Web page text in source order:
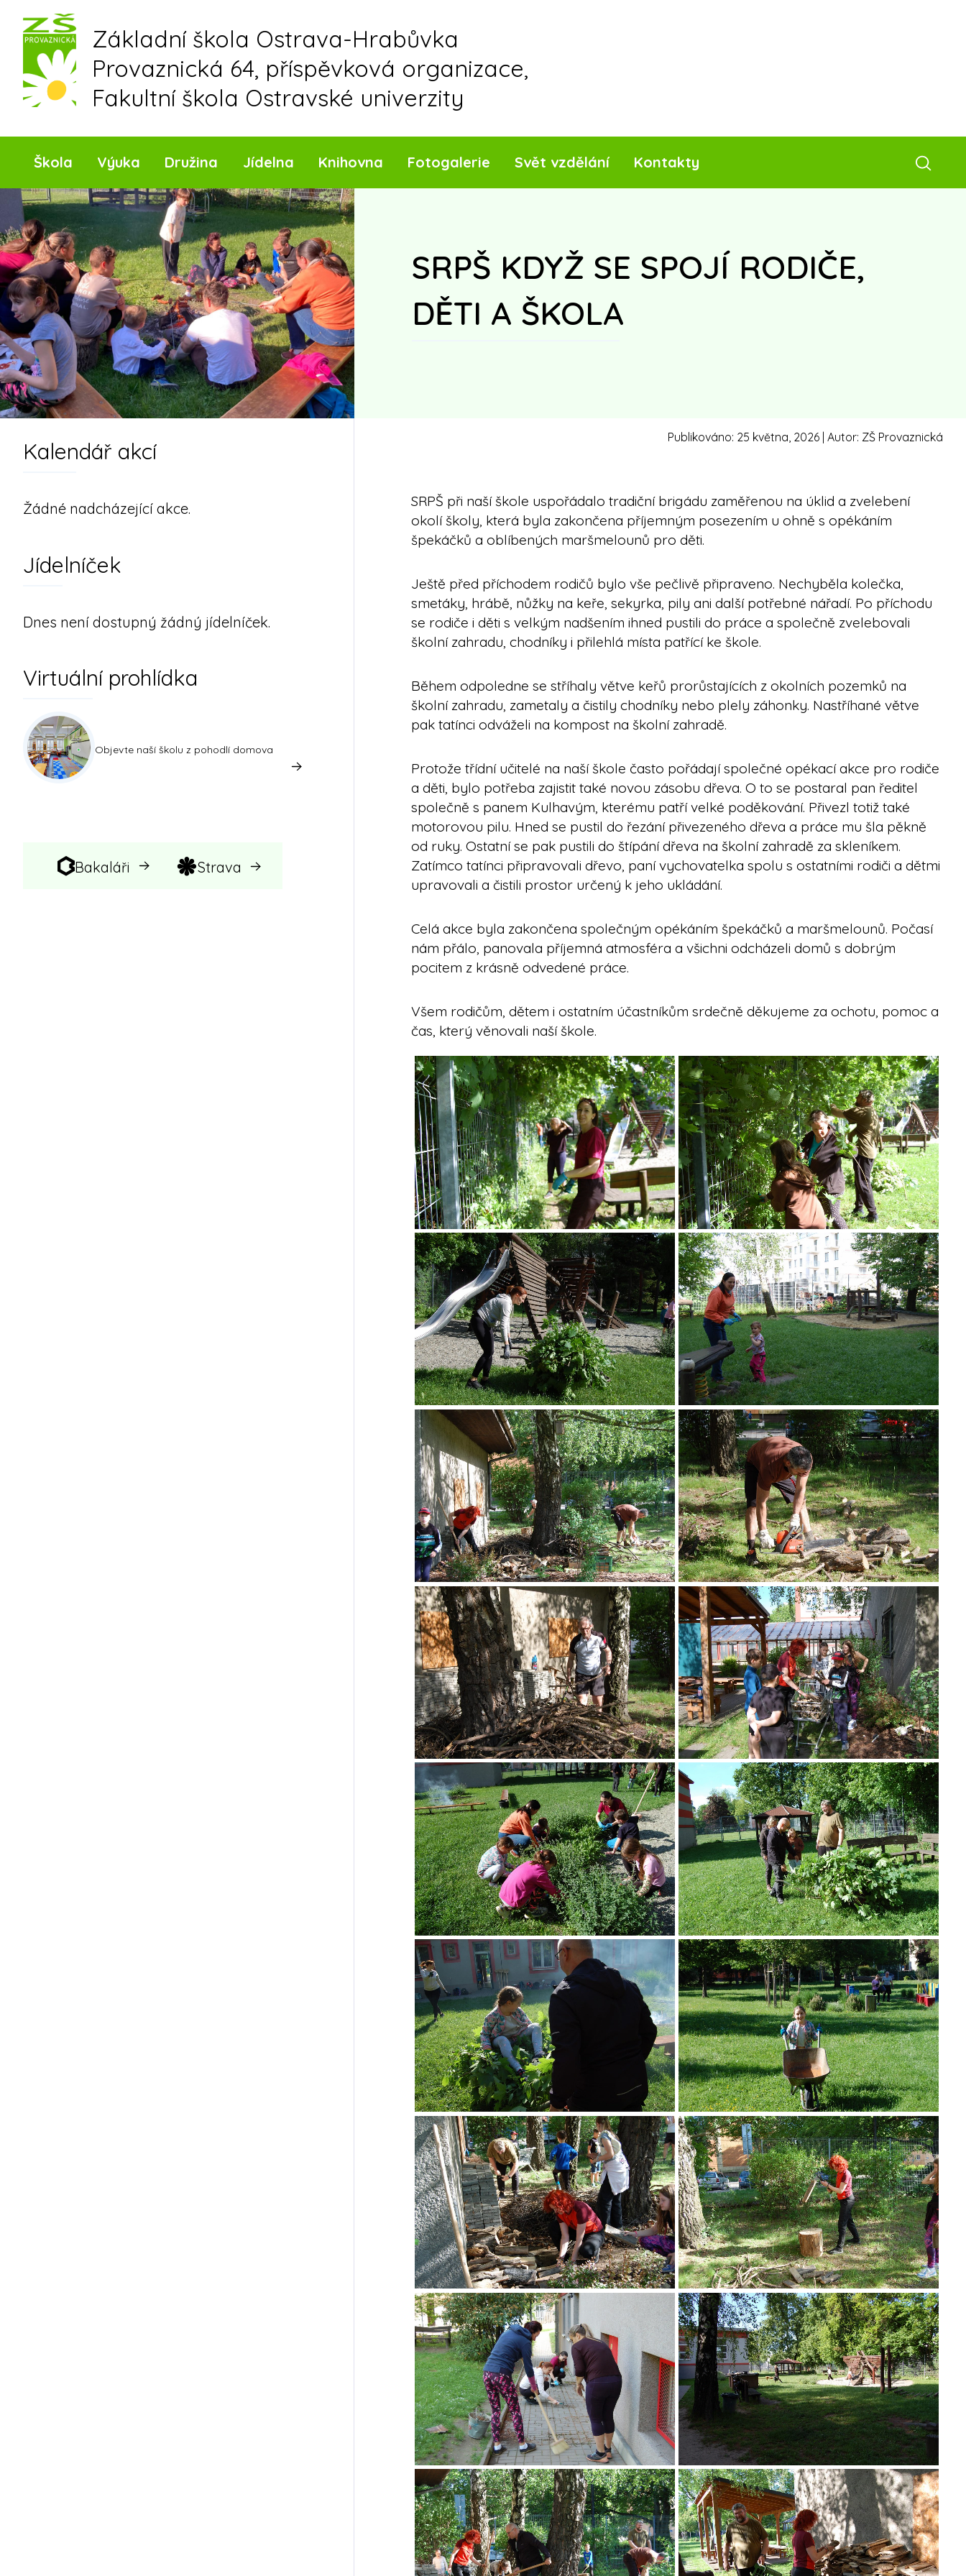
content
Základní škola Ostrava-Hrabůvka
Provaznická 64, příspěvková organizace,
Fakultní škola Ostravské univerzity
Škola Výuka Družina Jídelna Knihovna Fotogalerie Svět vzdělání Kontakty
SRPŠ KDYŽ SE SPOJÍ RODIČE,
DĚTI A ŠKOLA
Publikováno: 25 května, 2026 | Autor: ZŠ Provaznická
SRPŠ při naší škole uspořádalo tradiční brigádu zaměřenou na úklid a zvelebení
okolí školy, která byla zakončena příjemným posezením u ohně s opékáním
špekáčků a oblíbených maršmelounů pro děti.
Ještě před příchodem rodičů bylo vše pečlivě připraveno. Nechyběla kolečka,
smetáky, hrábě, nůžky na keře, sekyrka, pily ani další potřebné nářadí. Po příchodu
se rodiče i děti s velkým nadšením ihned pustili do práce a společně zvelebovali
školní zahradu, chodníky i přilehlá místa patřící ke škole.
Během odpoledne se stříhaly větve keřů prorůstajících z okolních pozemků na
školní zahradu, zametaly a čistily chodníky nebo plely záhonky. Nastříhané větve
pak tatínci odváželi na kompost na školní zahradě.
Protože třídní učitelé na naší škole často pořádají společné opékací akce pro rodiče
a děti, bylo potřeba zajistit také novou zásobu dřeva. O to se postaral pan ředitel
společně s panem Kulhavým, kterému patří velké poděkování. Přivezl totiž také
motorovou pilu. Hned se pustil do řezání přivezeného dřeva a práce mu šla pěkně
od ruky. Ostatní se pak pustili do štípání dřeva na školní zahradě za skleníkem.
Zatímco tatínci připravovali dřevo, paní vychovatelka spolu s ostatními rodiči a dětmi
upravovali a čistili prostor určený k jeho ukládání.
Celá akce byla zakončena společným opékáním špekáčků a maršmelounů. Počasí
nám přálo, panovala příjemná atmosféra a všichni odcházeli domů s dobrým
pocitem z krásně odvedené práce.
Všem rodičům, dětem i ostatním účastníkům srdečně děkujeme za ochotu, pomoc a
čas, který věnovali naší škole.
Kalendář akcí
Žádné nadcházející akce.
Jídelníček
Dnes není dostupný žádný jídelníček.
Virtuální prohlídka
Objevte naší školu z pohodlí domova
Bakaláři Strava